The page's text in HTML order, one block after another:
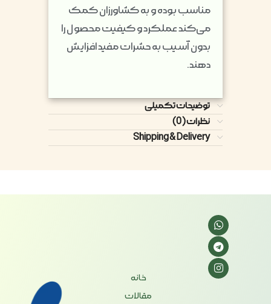
مناسب بوده و به کشاورزان کمک
می‌کند عملکرد و کیفیت محصول را
بدون آسیب به حشرات مفید افزایش
دهند.
توضیحات تکمیلی
نظرات (0)
Shipping & Delivery
خانه
مقالات